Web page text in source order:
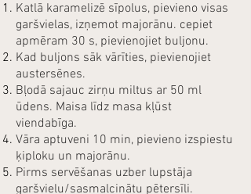
Katlā karamelizē sīpolus, pievieno visas
garšvielas, izņemot majorānu. cepiet
apmēram 30 s, pievienojiet buljonu.
Kad buljons sāk vārīties, pievienojiet
austersēnes.
Bļodā sajauc zirņu miltus ar 50 ml
ūdens. Maisa līdz masa kļūst
viendabīga.
Vāra aptuveni 10 min, pievieno izspiestu
ķiploku un majorānu.
Pirms servēšanas uzber lupstāja
garšvielu/sasmalcinātu pētersīli.